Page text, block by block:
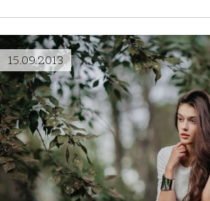
15.09.2013